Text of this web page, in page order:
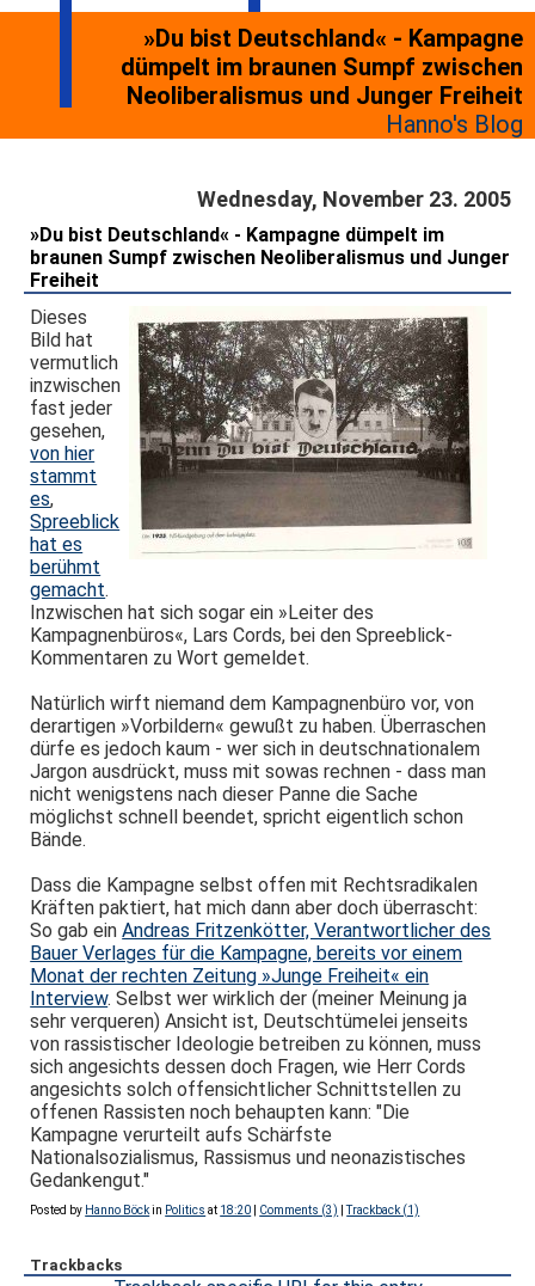
»Du bist Deutschland« - Kampagne
dümpelt im braunen Sumpf zwischen
Neoliberalismus und Junger Freiheit
Hanno's Blog
Wednesday, November 23. 2005
»Du bist Deutschland« - Kampagne dümpelt im
braunen Sumpf zwischen Neoliberalismus und Junger
Freiheit
Dieses
Bild hat
vermutlich
inzwischen
fast jeder
gesehen,
von hier
stammt
es,
Spreeblick
hat es
berühmt
gemacht.
Inzwischen hat sich sogar ein »Leiter des
Kampagnenbüros«, Lars Cords, bei den Spreeblick-
Kommentaren zu Wort gemeldet.
Natürlich wirft niemand dem Kampagnenbüro vor, von
derartigen »Vorbildern« gewußt zu haben. Überraschen
dürfe es jedoch kaum - wer sich in deutschnationalem
Jargon ausdrückt, muss mit sowas rechnen - dass man
nicht wenigstens nach dieser Panne die Sache
möglichst schnell beendet, spricht eigentlich schon
Bände.
Dass die Kampagne selbst offen mit Rechtsradikalen
Kräften paktiert, hat mich dann aber doch überrascht:
So gab einAndreas Fritzenkötter, Verantwortlicher des
Bauer Verlages für die Kampagne, bereits vor einem
Monat der rechten Zeitung »Junge Freiheit« ein
Interview. Selbst wer wirklich der (meiner Meinung ja
sehr verqueren) Ansicht ist, Deutschtümelei jenseits
von rassistischer Ideologie betreiben zu können, muss
sich angesichts dessen doch Fragen, wie Herr Cords
angesichts solch offensichtlicher Schnittstellen zu
offenen Rassisten noch behaupten kann: "Die
Kampagne verurteilt aufs Schärfste
Nationalsozialismus, Rassismus und neonazistisches
Gedankengut."
Posted by Hanno Böckin Politics at 18:20 Comments (3) |Trackback (1)
Trackbacks